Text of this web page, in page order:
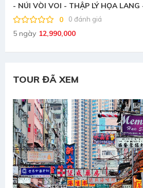
5N4D
0
0 đánh giá
5 ngày 13,990,000
TOUR ĐÃ XEM